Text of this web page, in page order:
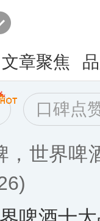
文章聚焦
口碑点
，世界啤